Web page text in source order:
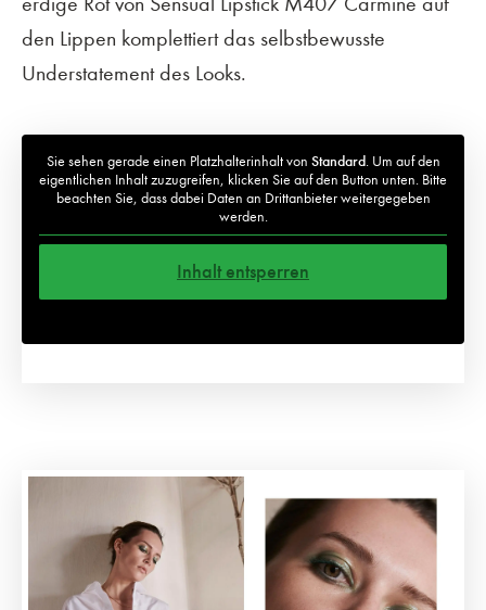
den Lippen komplettiert das selbstbewusste
Understatement des Looks.
Sie sehen gerade einen Platzhalterinhalt von Standard. Um auf den
eigentlichen Inhalt zuzugreifen, klicken Sie auf den Button unten. Bitte
beachten Sie, dass dabei Daten an Drittanbieter weitergegeben
werden.
Inhalt entsperren